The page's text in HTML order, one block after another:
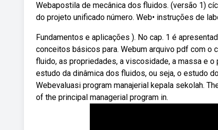
Webapostila de mecânica dos fluidos. (versão 1)
do projeto unificado número. Web• instruções de
Fundamentos e aplicações ). No cap. 1 é
conceitos básicos para. Webum arquivo pdf com o
fluido, as propriedades, a viscosidade, a massa e
estudo da dinâmica dos fluidos, ou seja, o estudo
Webevaluasi program manajerial kepala sekolah.
of the principal managerial program in.